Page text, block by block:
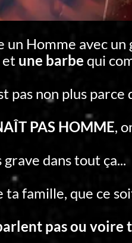
un Homme avec un
et une barbe qui
pas non plus parce
PAS HOMME,
grave dans tout ça...
ta famille, que ce
pas ou voire